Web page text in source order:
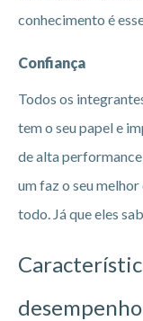
conhecimento é
Confiança
Todos os
tem o seu papel e
de alta
um faz o seu melhor
todo. Já que eles
desempenho